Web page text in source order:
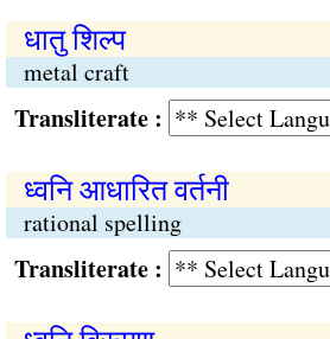
धातु शिल्प
metal craft
:
ध्वनि आधारित वर्तनी
rational spelling
: